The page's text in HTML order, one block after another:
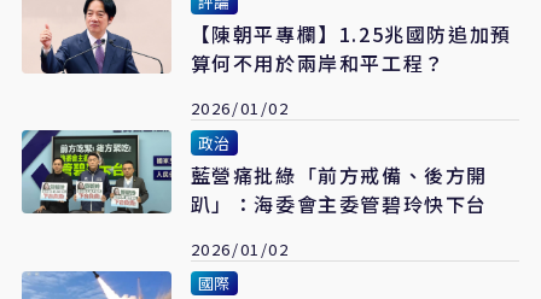
【陳朝平專欄】1.25兆國防追加預
算何不用於兩岸和平工程？
2026/01/02
政治
藍營痛批綠「前方戒備、後方開
趴」：海委會主委管碧玲快下台
2026/01/02
國際